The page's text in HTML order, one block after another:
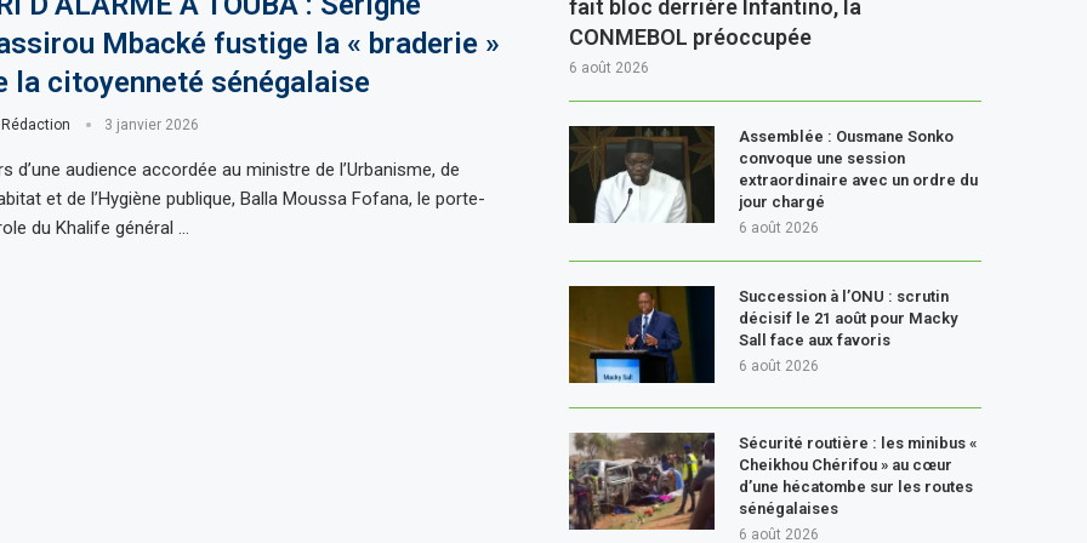
Mbacké fustige la « braderie »
la citoyenneté sénégalaise
Rédaction 3 janvier 2026
d’une audience accordée au ministre de l’Urbanisme, de
et de l’Hygiène publique, Balla Moussa Fofana, le porte-
du Khalife général …
fait bloc derrière Infantino, la
CONMEBOL préoccupée
6 août 2026
Assemblée : Ousmane Sonko
convoque une session
extraordinaire avec un ordre du
jour chargé
6 août 2026
Succession à l’ONU : scrutin
décisif le 21 août pour Macky
Sall face aux favoris
6 août 2026
Sécurité routière : les minibus «
Cheikhou Chérifou » au cœur
d’une hécatombe sur les routes
sénégalaises
6 août 2026